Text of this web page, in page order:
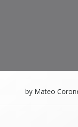
by Mateo